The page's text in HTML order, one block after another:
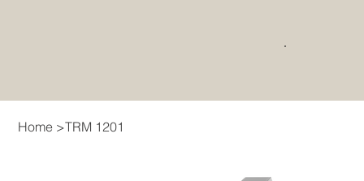
Home >TRM 1201